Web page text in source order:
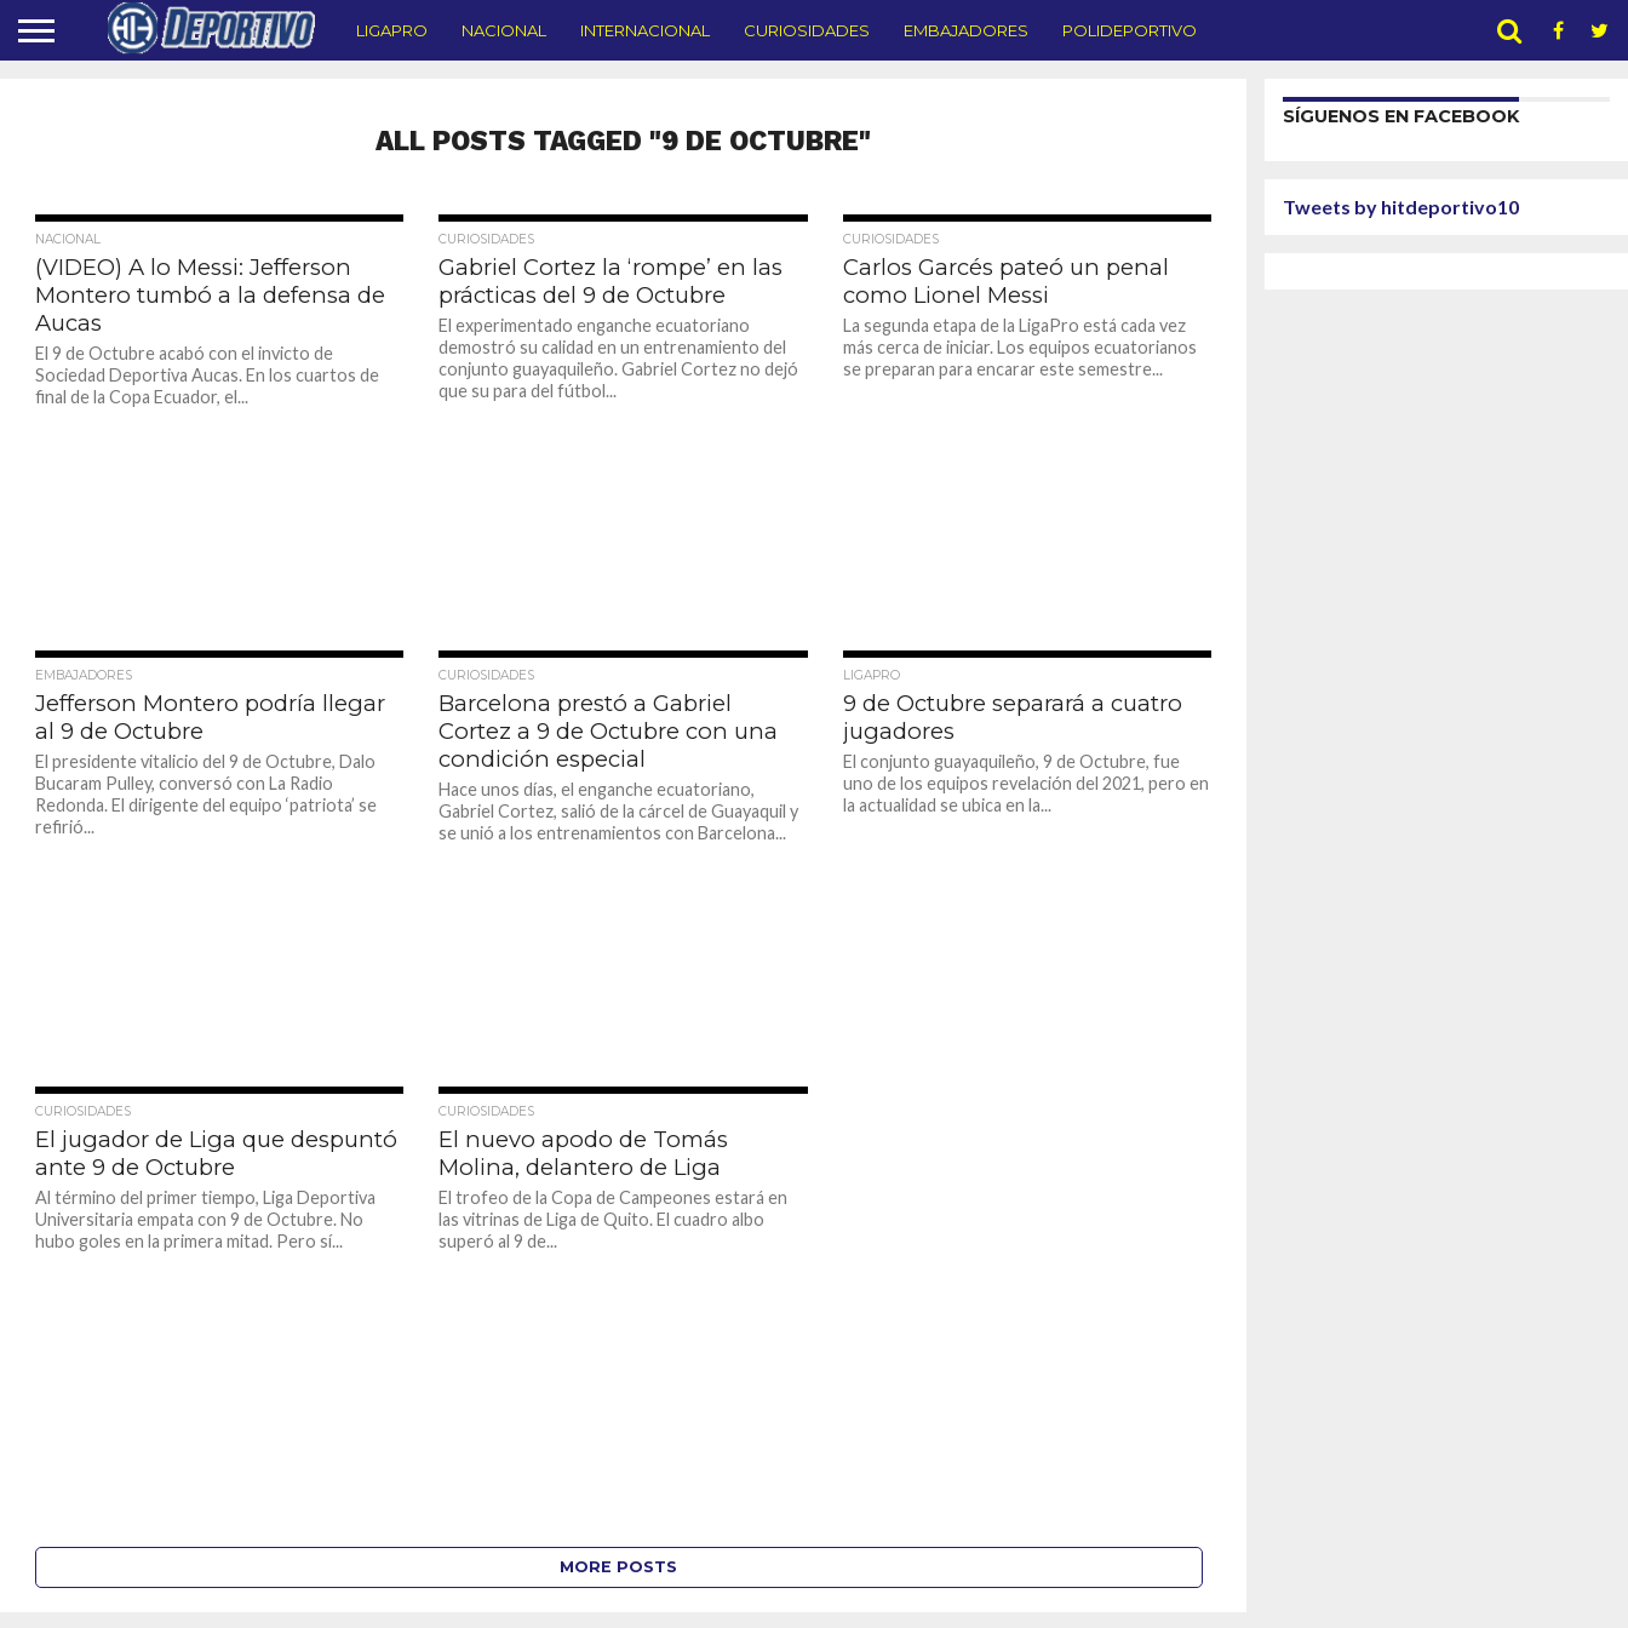
LIGAPRO NACIONAL INTERNACIONAL CURIOSIDADES EMBAJADORES POLIDEPORTIVO
ALL POSTS TAGGED "9 DE OCTUBRE"
NACIONAL
(VIDEO) A lo Messi: Jefferson
Montero tumbó a la defensa de
Aucas
El 9 de Octubre acabó con el invicto de
Sociedad Deportiva Aucas. En los cuartos de
final de la Copa Ecuador, el...
CURIOSIDADES
Gabriel Cortez la ‘rompe’ en las
prácticas del 9 de Octubre
El experimentado enganche ecuatoriano
demostró su calidad en un entrenamiento del
conjunto guayaquileño. Gabriel Cortez no dejó
que su para del fútbol...
CURIOSIDADES
Carlos Garcés pateó un penal
como Lionel Messi
La segunda etapa de la LigaPro está cada vez
más cerca de iniciar. Los equipos ecuatorianos
se preparan para encarar este semestre...
EMBAJADORES
Jefferson Montero podría llegar
al 9 de Octubre
El presidente vitalicio del 9 de Octubre, Dalo
Bucaram Pulley, conversó con La Radio
Redonda. El dirigente del equipo ‘patriota’ se
refirió...
CURIOSIDADES
Barcelona prestó a Gabriel
Cortez a 9 de Octubre con una
condición especial
Hace unos días, el enganche ecuatoriano,
Gabriel Cortez, salió de la cárcel de Guayaquil y
se unió a los entrenamientos con Barcelona...
LIGAPRO
9 de Octubre separará a cuatro
jugadores
El conjunto guayaquileño, 9 de Octubre, fue
uno de los equipos revelación del 2021, pero en
la actualidad se ubica en la...
CURIOSIDADES
El jugador de Liga que despuntó
ante 9 de Octubre
Al término del primer tiempo, Liga Deportiva
Universitaria empata con 9 de Octubre. No
hubo goles en la primera mitad. Pero sí...
CURIOSIDADES
El nuevo apodo de Tomás
Molina, delantero de Liga
El trofeo de la Copa de Campeones estará en
las vitrinas de Liga de Quito. El cuadro albo
superó al 9 de...
MORE POSTS
SÍGUENOS EN FACEBOOK
Tweets by hitdeportivo10